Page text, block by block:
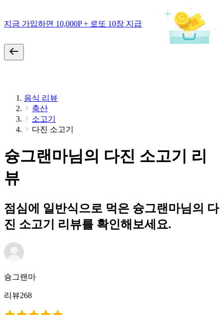
지금 가입하면 10,000P + 로또 10장 지급
음식 리뷰
축산
소고기
다진 소고기
슝그랜마님의 다진 소고기 리
뷰
점심에 일반식으로 먹은 슝그랜마님의 다
진 소고기 리뷰를 확인해보세요.
슝그랜마
리뷰268